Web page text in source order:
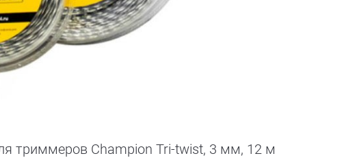
триммеров Champion Tri-twist, 3 мм, 12 м